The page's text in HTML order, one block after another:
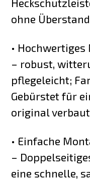
ohne
•
– robust,
pflegeleicht;
Gebürstet für
original
• Einfache
–
eine schnelle,